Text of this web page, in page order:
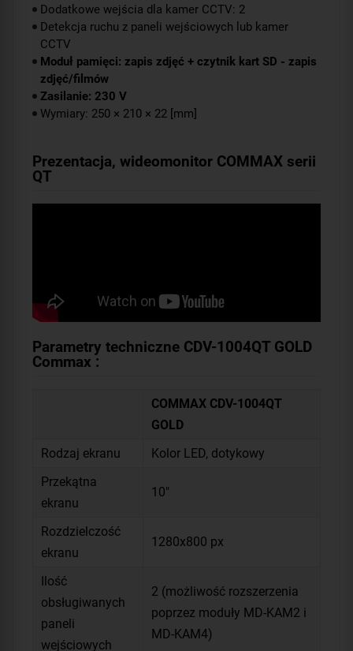
Dodatkowe wejścia dla kamer CCTV: 2
Detekcja ruchu z paneli wejściowych lub kamer
CCTV
Moduł pamięci: zapis zdjęć + czytnik kart SD - zapis
zdjęć/filmów
Zasilanie: 230 V
Wymiary: 250 × 210 × 22 [mm]
Prezentacja, wideomonitor COMMAX serii
QT
Parametry techniczne CDV-1004QT GOLD
Commax :
COMMAX CDV-1004QT
GOLD
Rodzaj ekranu
Kolor LED, dotykowy
Przekątna
ekranu
10"
Rozdzielczość
ekranu
1280x800 px
Ilość
obsługiwanych
paneli
wejściowych
2 (możliwość rozszerzenia
poprzez moduły MD-KAM2 i
MD-KAM4)